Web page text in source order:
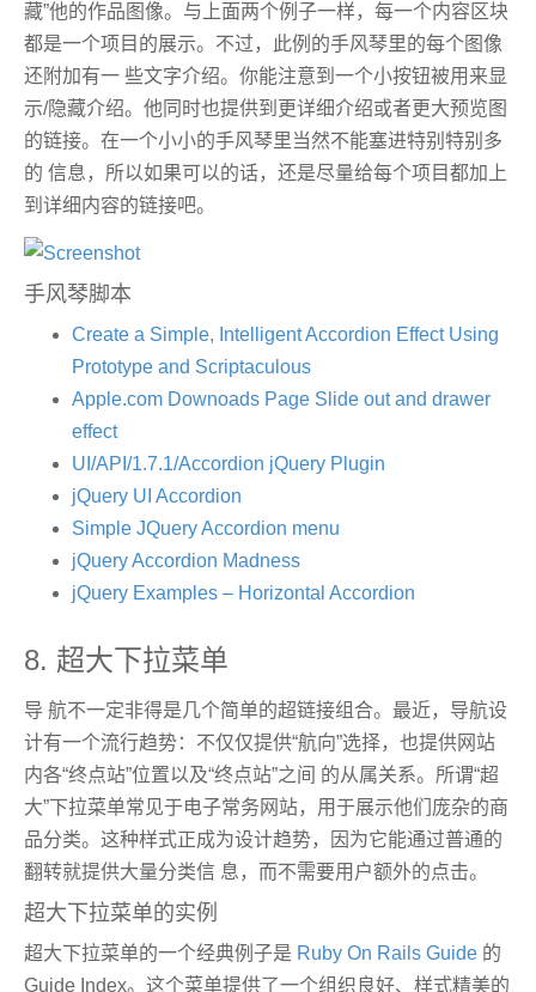
藏”他的作品图像。与上面两个例子一样，每一个内容区块
都是一个项目的展示。不过，此例的手风琴里的每个图像
还附加有一 些文字介绍。你能注意到一个小按钮被用来显
示/隐藏介绍。他同时也提供到更详细介绍或者更大预览图
的链接。在一个小小的手风琴里当然不能塞进特别特别多
的 信息，所以如果可以的话，还是尽量给每个项目都加上
到详细内容的链接吧。
手风琴脚本
Create a Simple, Intelligent Accordion Effect Using
Prototype and Scriptaculous
Apple.com Downoads Page Slide out and drawer
effect
UI/API/1.7.1/Accordion jQuery Plugin
jQuery UI Accordion
Simple JQuery Accordion menu
jQuery Accordion Madness
jQuery Examples – Horizontal Accordion
8. 超大下拉菜单
导 航不一定非得是几个简单的超链接组合。最近，导航设
计有一个流行趋势：不仅仅提供“航向”选择，也提供网站
内各“终点站”位置以及“终点站”之间 的从属关系。所谓“超
大”下拉菜单常见于电子常务网站，用于展示他们庞杂的商
品分类。这种样式正成为设计趋势，因为它能通过普通的
翻转就提供大量分类信 息，而不需要用户额外的点击。
超大下拉菜单的实例
超大下拉菜单的一个经典例子是 Ruby On Rails Guide 的
Guide Index。这个菜单提供了一个组织良好、样式精美的